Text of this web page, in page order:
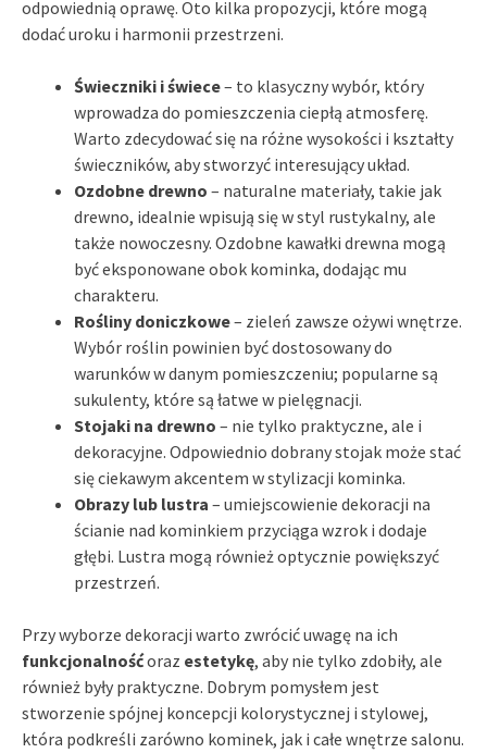
odpowiednią oprawę. Oto kilka propozycji, które mogą
dodać uroku i harmonii przestrzeni.
Świeczniki i świece– to klasyczny wybór, który
wprowadza do pomieszczenia ciepłą atmosferę.
Warto zdecydować się na różne wysokości i kształty
świeczników, aby stworzyć interesujący układ.
Ozdobne drewno – naturalne materiały, takie jak
drewno, idealnie wpisują się w styl rustykalny, ale
także nowoczesny. Ozdobne kawałki drewna mogą
być eksponowane obok kominka, dodając mu
charakteru.
Rośliny doniczkowe– zieleń zawsze ożywi wnętrze.
Wybór roślin powinien być dostosowany do
warunków w danym pomieszczeniu; popularne są
sukulenty, które są łatwe w pielęgnacji.
Stojaki na drewno – nie tylko praktyczne, ale i
dekoracyjne. Odpowiednio dobrany stojak może stać
się ciekawym akcentem w stylizacji kominka.
Obrazy lub lustra – umiejscowienie dekoracji na
ścianie nad kominkiem przyciąga wzrok i dodaje
głębi. Lustra mogą również optycznie powiększyć
przestrzeń.
Przy wyborze dekoracji warto zwrócić uwagę na ich
funkcjonalnośćoraz estetykę, aby nie tylko zdobiły, ale
również były praktyczne. Dobrym pomysłem jest
stworzenie spójnej koncepcji kolorystycznej i stylowej,
która podkreśli zarówno kominek, jak i całe wnętrze salonu.